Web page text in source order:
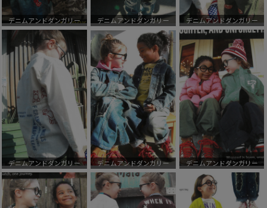
デニムアンドダンガリー デニムアンドダンガリー デニムアンドダンガリー
デニムアンドダンガリー デニムアンドダンガリー デニムアンドダンガリー